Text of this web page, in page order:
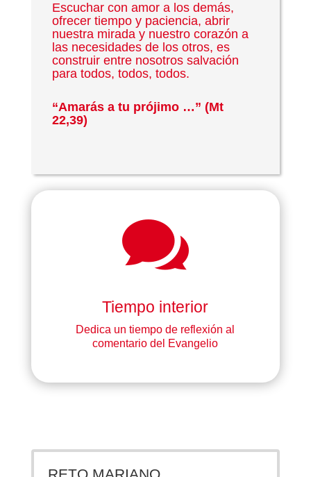
Escuchar con amor a los demás,
ofrecer tiempo y paciencia, abrir
nuestra mirada y nuestro corazón a
las necesidades de los otros, es
construir entre nosotros salvación
para todos, todos, todos.
“Amarás a tu prójimo …” (Mt
22,39)

Tiempo interior
Dedica un tiempo de reflexión al
comentario del Evangelio